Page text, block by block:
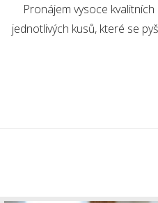
Pronájem vysoce
jednotlivých kusů, které se